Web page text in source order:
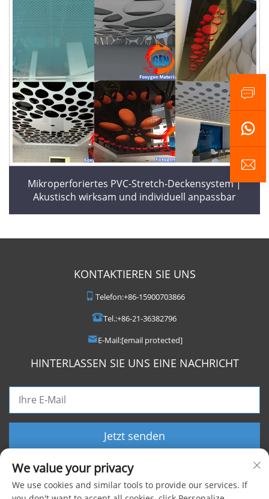
Mikroperforiertes PVC-Stretch-Deckensystem |
Akustisch wirksam und individuell anpassbar
KONTAKTIEREN SIE UNS
Telefon:+86-15900703866
Tel.:+86-21-36382796
E-Mail:[email protected]
HINTERLASSEN SIE UNS EINE NACHRICHT
Jetzt senden
We value your privacy
We use cookies and similar tools to provide our services. If